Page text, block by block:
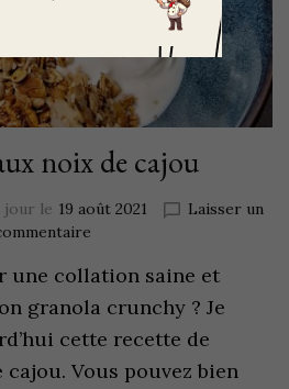
noix de cajou
jour le 19 août 2021
Laisser un
une collation saine et
granola crunchy ? Je
cette recette de
Vous pouvez bien